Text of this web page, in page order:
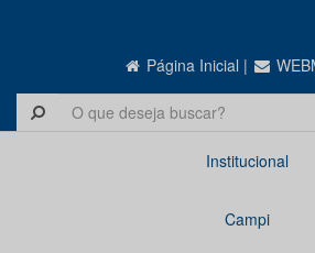
Página Inicial |
Institucional
Campi